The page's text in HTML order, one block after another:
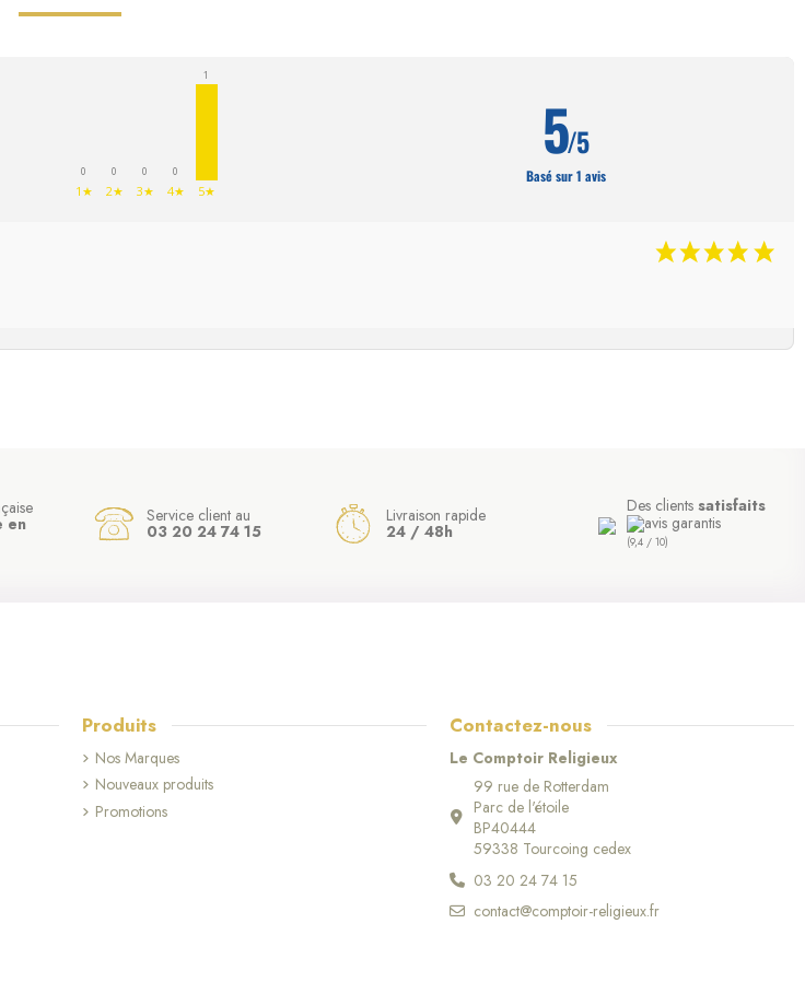
0
1★
0
2★
0
3★
0
4★
1
5★
5/5
Basé sur 1 avis
en Service client au
03 20 24 74 15
Livraison rapide
24 / 48h
Des clients satisfaits
(9,4 / 10)
Produits
Nos Marques
Nouveaux produits
Promotions
Contactez-nous
Le Comptoir Religieux
99 rue de Rotterdam
Parc de l'étoile
BP40444
59338 Tourcoing cedex
03 20 24 74 15
contact@comptoir-religieux.fr